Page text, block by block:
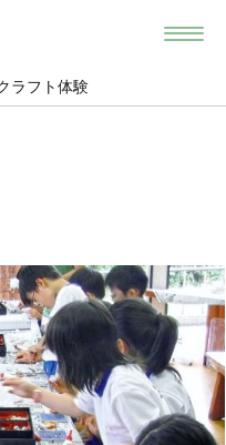
ラフト体験